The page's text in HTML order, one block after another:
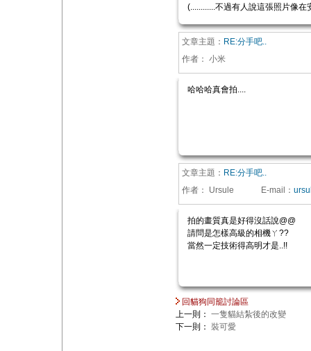
(............不過有人說這張照片像在
文章主題： RE:分手吧..
作者： 小米
哈哈哈真會拍....
文章主題： RE:分手吧..
作者：
Ursule E-mail ：
拍的畫質真是好得沒話說@@
請問是怎樣高級的相機ㄚ??
當然一定技術得高明才是..!!
回貓狗同籠討論區
上一則： 一隻貓結紮後的改變
下一則：
裝可愛